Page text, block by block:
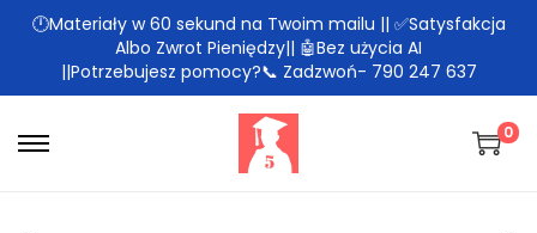
🕛Materiały w 60 sekund na Twoim mailu || ✅Satysfakcja
Albo Zwrot Pieniędzy|| 🤖Bez użycia AI
||Potrzebujesz pomocy?📞 Zadzwoń- 790 247 637
0